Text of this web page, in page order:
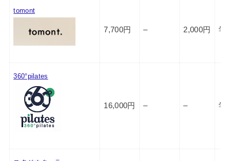
tomont
7,700円 – 2,000円 学
360°pilates
16,000円 – – 学